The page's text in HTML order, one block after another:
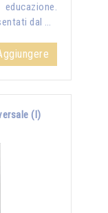
dal …
(I)